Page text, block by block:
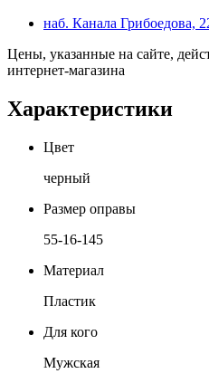
наб. Канала Грибоедова,
Цены, указанные на сайте,
интернет-магазина
Характеристики
Цвет
черный
Размер оправы
55-16-145
Материал
Пластик
Для кого
Мужская